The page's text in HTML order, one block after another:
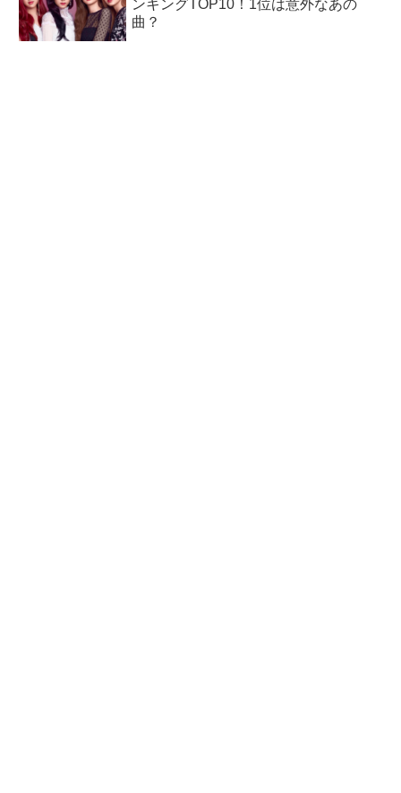
ンキングTOP10！1位は意外なあの
曲？